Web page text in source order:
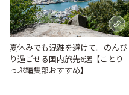
夏休みでも混雑を避けて。のんび
り過ごせる国内旅先6選【ことり
っぷ編集部おすすめ】